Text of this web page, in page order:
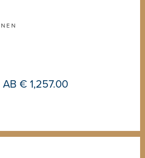
AB € 1,257.00